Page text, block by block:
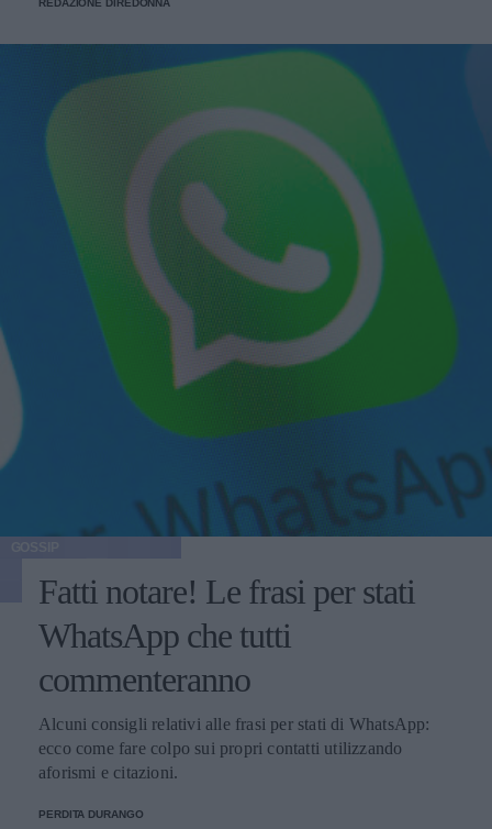
REDAZIONE DIREDONNA
Fatti notare! Le frasi per stati
WhatsApp che tutti
commenteranno
Alcuni consigli relativi alle frasi per stati di WhatsApp:
ecco come fare colpo sui propri contatti utilizzando
aforismi e citazioni.
PERDITA DURANGO